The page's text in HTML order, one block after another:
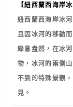
【紐西蘭西海岸冰
紐西蘭西海岸冰河
且因冰河的移動
綠意盎然，在冰
物，冰河的兩側
不到的特殊景觀
見。